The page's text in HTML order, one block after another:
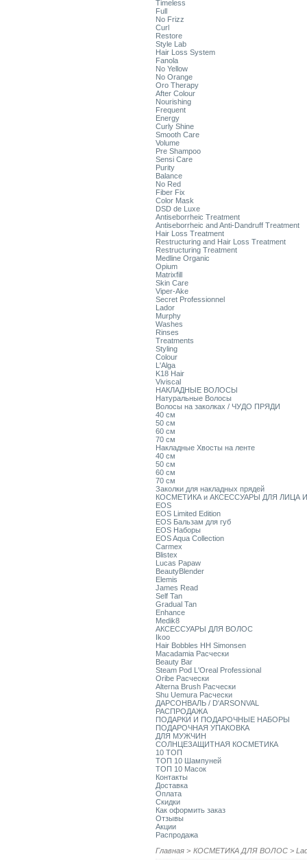
Timeless
Full
No Frizz
Curl
Restore
Style Lab
Hair Loss System
Fanola
No Yellow
No Orange
Oro Therapy
After Colour
Nourishing
Frequent
Energy
Curly Shine
Smooth Care
Volume
Pre Shampoo
Sensi Care
Purity
Balance
No Red
Fiber Fix
Color Mask
DSD de Luxe
Antiseborrheic Treatment
Antiseborrheic and Anti-Dandruff Treatment
Hair Loss Treatment
Restructuring and Hair Loss Treatment
Restructuring Treatment
Medline Organic
Opium
Matrixfill
Skin Care
Viper-Ake
Secret Professionnel
Lador
Murphy
Washes
Rinses
Treatments
Styling
Colour
L'Alga
K18 Hair
Viviscal
НАКЛАДНЫЕ ВОЛОСЫ
Натуральные Волосы
Волосы на заколках / ЧУДО ПРЯДИ
40 см
50 см
60 см
70 см
Накладные Хвосты на ленте
40 см
50 см
60 см
70 см
Заколки для накладных прядей
КОСМЕТИКА и АКСЕССУАРЫ ДЛЯ ЛИЦА
EOS
EOS Limited Edition
EOS Бальзам для губ
EOS Наборы
EOS Aqua Collection
Carmex
Blistex
Lucas Papaw
BeautyBlender
Elemis
James Read
Self Tan
Gradual Tan
Enhance
Medik8
АКСЕССУАРЫ ДЛЯ ВОЛОС
Ikoo
Hair Bobbles HH Simonsen
Macadamia Расчески
Beauty Bar
Steam Pod L'Oreal Professional
Oribe Расчески
Alterna Brush Расчески
Shu Uemura Расчески
ДАРСОНВАЛЬ / D'ARSONVAL
РАСПРОДАЖА
ПОДАРКИ И ПОДАРОЧНЫЕ НАБОРЫ
ПОДАРОЧНАЯ УПАКОВКА
ДЛЯ МУЖЧИН
СОЛНЦЕЗАЩИТНАЯ КОСМЕТИКА
10 ТОП
ТОП 10 Шампуней
ТОП 10 Масок
Контакты
Доставка
Оплата
Скидки
Как оформить заказ
Отзывы
Акции
Распродажа
Главная > КОСМЕТИКА ДЛЯ ВОЛОС >